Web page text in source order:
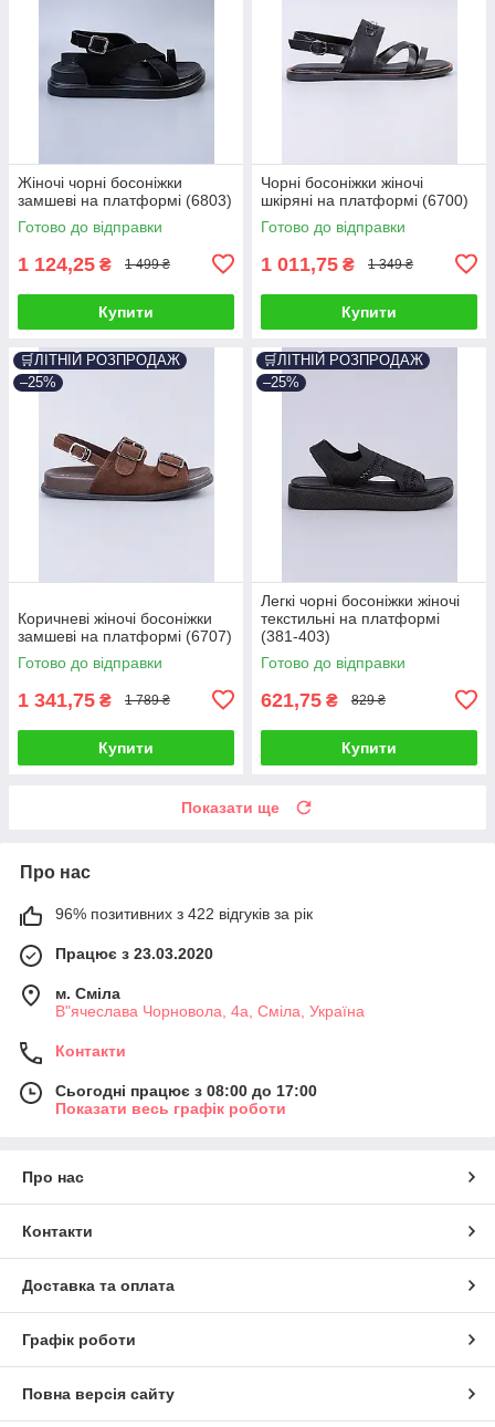
Жіночі чорні босоніжки
замшеві на платформі (6803)
Готово до відправки
1 124,25 ₴ 1 499 ₴
Купити
Чорні босоніжки жіночі
шкіряні на платформі (6700)
Готово до відправки
1 011,75 ₴ 1 349 ₴
Купити
🛒ЛІТНІЙ РОЗПРОДАЖ
–25%
Коричневі жіночі босоніжки
замшеві на платформі (6707)
Готово до відправки
1 341,75 ₴ 1 789 ₴
Купити
🛒ЛІТНІЙ РОЗПРОДАЖ
–25%
Легкі чорні босоніжки жіночі
текстильні на платформі
(381-403)
Готово до відправки
621,75 ₴ 829 ₴
Купити
Показати ще
Про нас
96% позитивних з 422 відгуків за рік
Працює з 23.03.2020
м. Сміла
В"ячеслава Чорновола, 4а, Сміла, Україна
Контакти
Сьогодні працює з 08:00 до 17:00
Показати весь графік роботи
Про нас
Контакти
Доставка та оплата
Графік роботи
Повна версія сайту